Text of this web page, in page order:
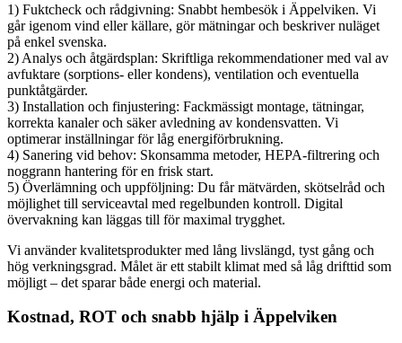
1) Fuktcheck och rådgivning: Snabbt hembesök i Äppelviken. Vi
går igenom vind eller källare, gör mätningar och beskriver nuläget
på enkel svenska.
2) Analys och åtgärdsplan: Skriftliga rekommendationer med val av
avfuktare (sorptions- eller kondens), ventilation och eventuella
punktåtgärder.
3) Installation och finjustering: Fackmässigt montage, tätningar,
korrekta kanaler och säker avledning av kondensvatten. Vi
optimerar inställningar för låg energiförbrukning.
4) Sanering vid behov: Skonsamma metoder, HEPA-filtrering och
noggrann hantering för en frisk start.
5) Överlämning och uppföljning: Du får mätvärden, skötselråd och
möjlighet till serviceavtal med regelbunden kontroll. Digital
övervakning kan läggas till för maximal trygghet.
Vi använder kvalitetsprodukter med lång livslängd, tyst gång och
hög verkningsgrad. Målet är ett stabilt klimat med så låg drifttid som
möjligt – det sparar både energi och material.
Kostnad, ROT och snabb hjälp i Äppelviken